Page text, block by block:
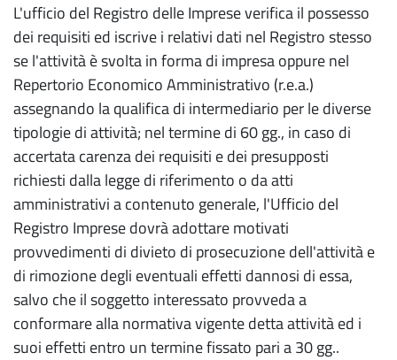
L'ufficio del Registro delle Imprese verifica il possesso
dei requisiti ed iscrive i relativi dati nel Registro stesso
se l'attività è svolta in forma di impresa oppure nel
Repertorio Economico Amministrativo (r.e.a.)
assegnando la qualifica di intermediario per le diverse
tipologie di attività; nel termine di 60 gg., in caso di
accertata carenza dei requisiti e dei presupposti
richiesti dalla legge di riferimento o da atti
amministrativi a contenuto generale, l'Ufficio del
Registro Imprese dovrà adottare motivati
provvedimenti di divieto di prosecuzione dell'attività e
di rimozione degli eventuali effetti dannosi di essa,
salvo che il soggetto interessato provveda a
conformare alla normativa vigente detta attività ed i
suoi effetti entro un termine fissato pari a 30 gg..